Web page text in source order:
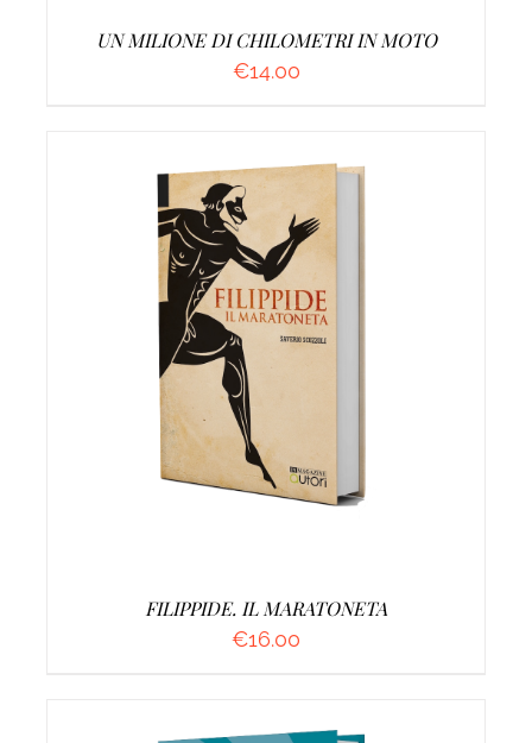
UN MILIONE DI CHILOMETRI IN MOTO
€14.00
AGGIUNGI AL CARRELLO
FILIPPIDE. IL MARATONETA
€16.00